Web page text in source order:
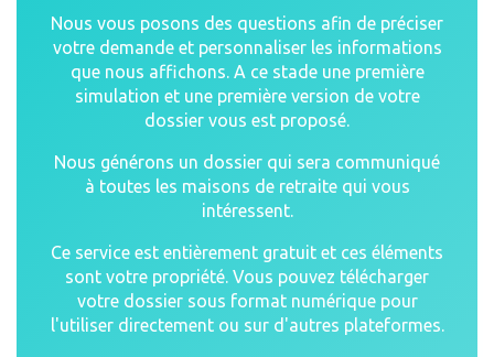
Nous vous posons des questions afin de préciser
votre demande et personnaliser les informations
que nous affichons. A ce stade une première
simulation et une première version de votre
dossier vous est proposé.
Nous générons un dossier qui sera communiqué
à toutes les maisons de retraite qui vous
intéressent.
Ce service est entièrement gratuit et ces éléments
sont votre propriété. Vous pouvez télécharger
votre dossier sous format numérique pour
l'utiliser directement ou sur d'autres plateformes.